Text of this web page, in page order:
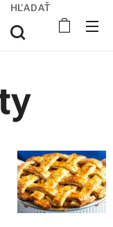
HĽADAŤ